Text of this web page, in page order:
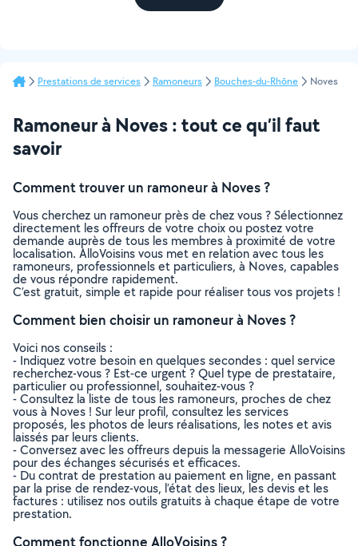
Prestations de services Ramoneurs Bouches-du-Rhône Noves
Ramoneur à Noves : tout ce qu’il faut
savoir
Comment trouver un ramoneur à Noves ?
Vous cherchez un ramoneur près de chez vous ? Sélectionnez
directement les offreurs de votre choix ou postez votre
demande auprès de tous les membres à proximité de votre
localisation. AlloVoisins vous met en relation avec tous les
ramoneurs, professionnels et particuliers, à Noves, capables
de vous répondre rapidement.
C’est gratuit, simple et rapide pour réaliser tous vos projets !
Comment bien choisir un ramoneur à Noves ?
Voici nos conseils :
- Indiquez votre besoin en quelques secondes : quel service
recherchez-vous ? Est-ce urgent ? Quel type de prestataire,
particulier ou professionnel, souhaitez-vous ?
- Consultez la liste de tous les ramoneurs, proches de chez
vous à Noves ! Sur leur profil, consultez les services
proposés, les photos de leurs réalisations, les notes et avis
laissés par leurs clients.
- Conversez avec les offreurs depuis la messagerie AlloVoisins
pour des échanges sécurisés et efficaces.
- Du contrat de prestation au paiement en ligne, en passant
par la prise de rendez-vous, l’état des lieux, les devis et les
factures : utilisez nos outils gratuits à chaque étape de votre
prestation.
Comment fonctionne AlloVoisins ?